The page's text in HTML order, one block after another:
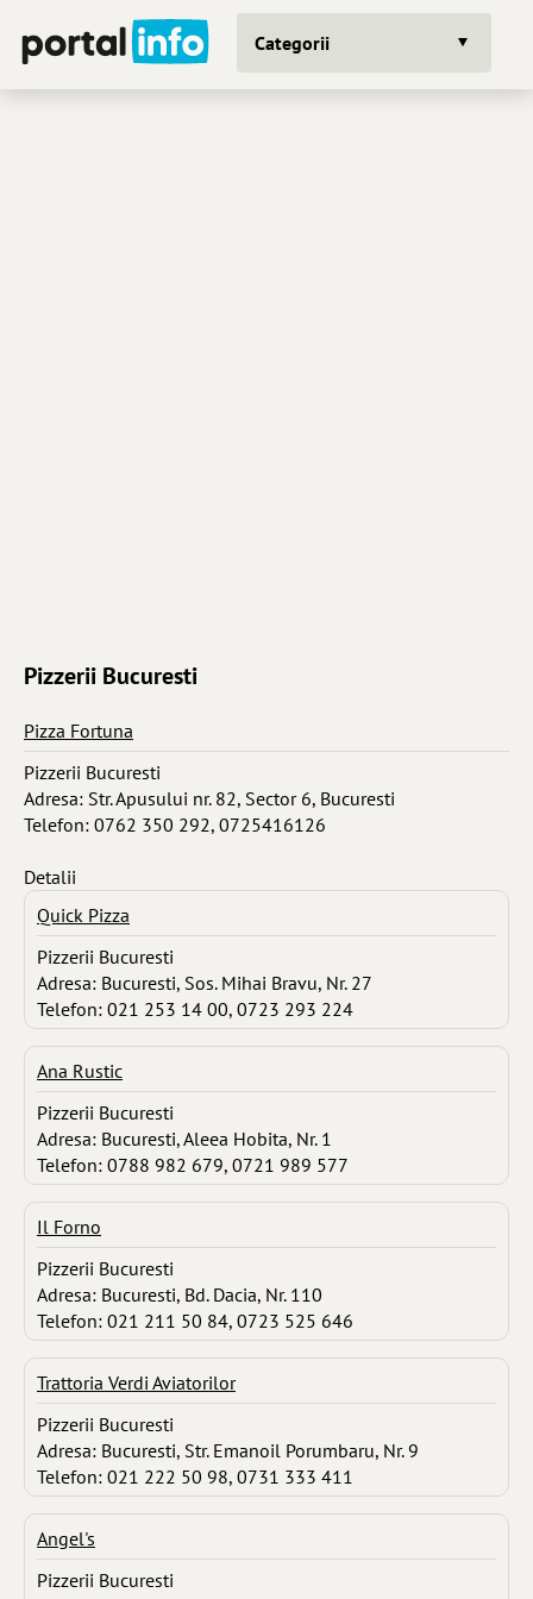
Categorii
Pizzerii Bucuresti
Pizza Fortuna
Pizzerii Bucuresti
Adresa: Str. Apusului nr. 82, Sector 6, Bucuresti
Telefon: 0762 350 292, 0725416126
Detalii
Quick Pizza
Pizzerii Bucuresti
Adresa: Bucuresti, Sos. Mihai Bravu, Nr. 27
Telefon: 021 253 14 00, 0723 293 224
Ana Rustic
Pizzerii Bucuresti
Adresa: Bucuresti, Aleea Hobita, Nr. 1
Telefon: 0788 982 679, 0721 989 577
Il Forno
Pizzerii Bucuresti
Adresa: Bucuresti, Bd. Dacia, Nr. 110
Telefon: 021 211 50 84, 0723 525 646
Trattoria Verdi Aviatorilor
Pizzerii Bucuresti
Adresa: Bucuresti, Str. Emanoil Porumbaru, Nr. 9
Telefon: 021 222 50 98, 0731 333 411
Angel's
Pizzerii Bucuresti